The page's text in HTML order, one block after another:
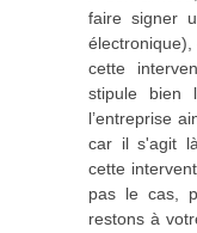
faire signer
cette
stipule bien
l’entreprise
car il s'agit
cette
pas le cas,
restons à